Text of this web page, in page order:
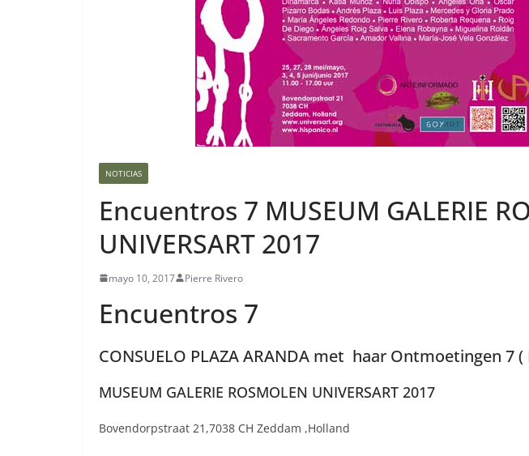
NOTICIAS
Encuentros 7 MUSEUM GALERIE
UNIVERSART 2017
mayo 10, 2017 Pierre Rivero
Encuentros 7
CONSUELO PLAZA ARANDA met haar Ontmoetingen 7
MUSEUM GALERIE ROSMOLEN UNIVERSART 2017
Bovendorpstraat 21,7038 CH Zeddam ,Holland